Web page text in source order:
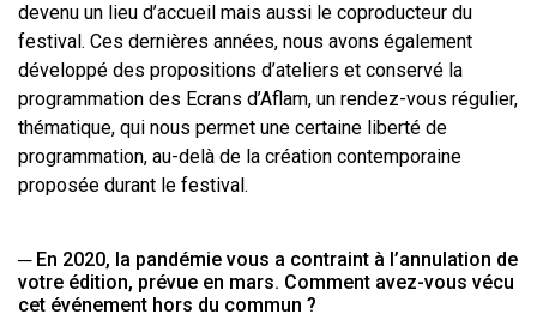
devenu un lieu d’accueil mais aussi le coproducteur du
festival. Ces dernières années, nous avons également
développé des propositions d’ateliers et conservé la
programmation des Ecrans d’Aflam, un rendez-vous régulier,
thématique, qui nous permet une certaine liberté de
programmation, au-delà de la création contemporaine
proposée durant le festival.
─ En 2020, la pandémie vous a contraint à l’annulation de
votre édition, prévue en mars. Comment avez-vous vécu
cet événement hors du commun ?